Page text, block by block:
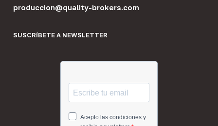
produccion@quality-brokers.com
SUSCRÍBETE A NEWSLETTER